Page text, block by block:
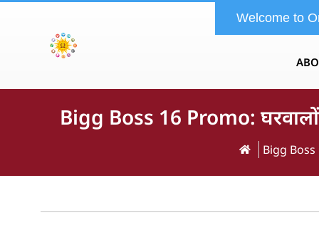
Welcome to
Bigg Boss 16 Promo:
Bigg Boss